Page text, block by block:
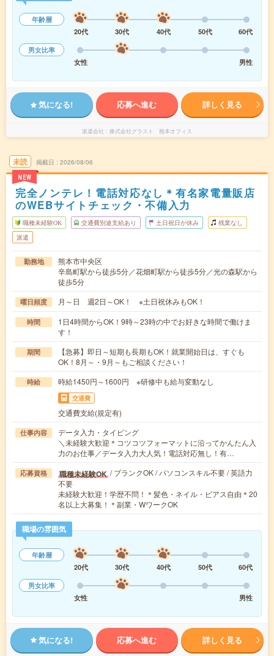
年齢層
20代
30代 40代 50代
60代
男女比率
女性
男性
気になる! 応募へ進む 詳しく見る
派遣会社 株式会社グラスト 熊本オフィス
未読
NEW
掲載日 2026/08/06
完全ノンテレ！電話対応なし＊有名家電量販店
のWEBサイトチェック・不備入力
職種未経験OK 交通費別途支給あり 土日祝日が休み 残業なし
派遣
勤務地
熊本市中央区
辛島町駅から徒歩5分／花畑町駅から徒歩5分／光の森駅から
徒歩5分
曜日頻度 月～日 週2日～OK！ ※土日祝休みもOK！
時間
1日4時間からOK！9時～23時の中でお好きな時間で働けま
す！
期間
【急募】即日～短期も長期もOK！就業開始日は、すぐも
OK！8月～・9月～もご相談ください！
時給 時給1450円～1600円 ※研修中も給与変動なし
交通費
交通費支給(規定有)
仕事内容
データ入力・タイピング
＼未経験大歓迎＊コツコツフォーマットに沿ってかんたん入
力のお仕事／データ入力大人気！電話対応無し！有…
応募資格 職種未経験OK / ブランクOK / パソコンスキル不要 / 英語力
不要
未経験大歓迎！学歴不問！＊髪色・ネイル・ピアス自由＊20
名以上大募集！＊副業・WワークOK
職場の雰囲気
年齢層
20代
30代 40代 50代
60代
男女比率
女性
男性
気になる! 応募へ進む 詳しく見る